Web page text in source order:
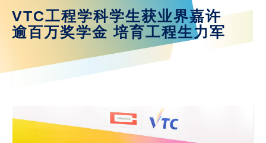
VTC工程学科学生获业界嘉许
逾百万奖学金 培育工程生力军